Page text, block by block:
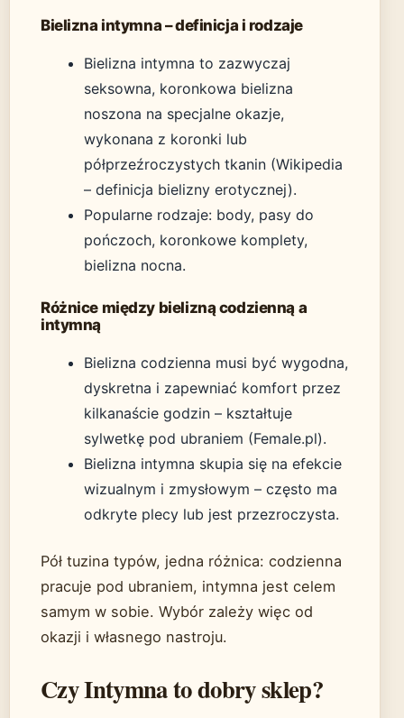
Bielizna intymna – definicja i rodzaje
Bielizna intymna to zazwyczaj
seksowna, koronkowa bielizna
noszona na specjalne okazje,
wykonana z koronki lub
półprzeźroczystych tkanin (Wikipedia
– definicja bielizny erotycznej).
Popularne rodzaje: body, pasy do
pończoch, koronkowe komplety,
bielizna nocna.
Różnice między bielizną codzienną a
intymną
Bielizna codzienna musi być wygodna,
dyskretna i zapewniać komfort przez
kilkanaście godzin – kształtuje
sylwetkę pod ubraniem (Female.pl).
Bielizna intymna skupia się na efekcie
wizualnym i zmysłowym – często ma
odkryte plecy lub jest przezroczysta.
Pół tuzina typów, jedna różnica: codzienna
pracuje pod ubraniem, intymna jest celem
samym w sobie. Wybór zależy więc od
okazji i własnego nastroju.
Czy Intymna to dobry sklep?